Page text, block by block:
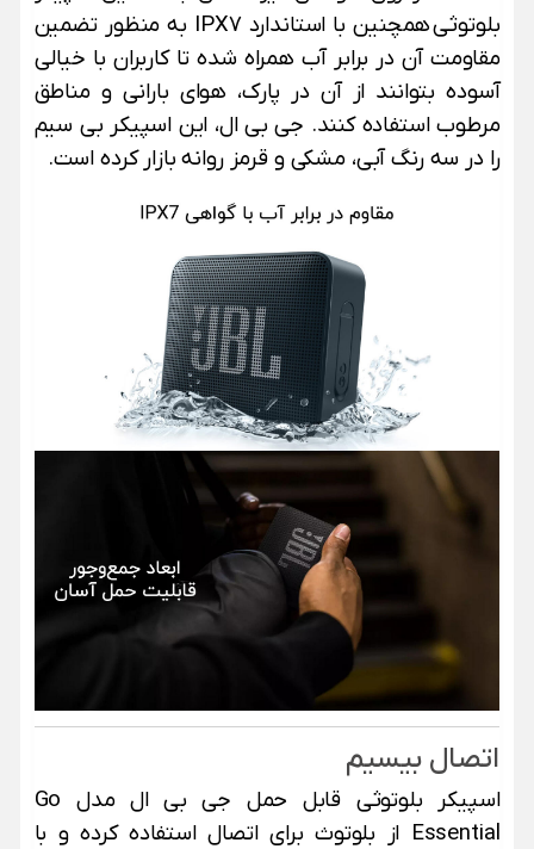
بلوتوثی همچنین با استاندارد IPX7 به منظور تضمین
مقاومت آن در برابر آب همراه شده تا کاربران با خیالی
آسوده بتوانند از آن در پارک، هوای بارانی و مناطق
مرطوب استفاده کنند. جی بی ال، این اسپیکر بی سیم
را در سه رنگ آبی، مشکی و قرمز روانه بازار کرده است.
اتصال بیسیم
اسپیکر بلوتوثی قابل حمل جی بی ال مدل Go
Essential از بلوتوث برای اتصال استفاده کرده و با